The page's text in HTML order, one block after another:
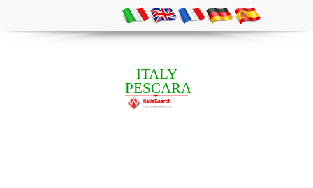
ITALY
PESCARA